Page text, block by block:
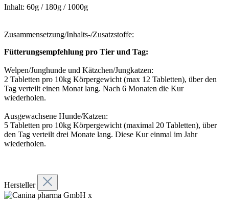
Inhalt: 60g / 180g / 1000g
Zusammensetzung/Inhalts-/Zusatzstoffe:
Fütterungsempfehlung pro Tier und Tag:
Welpen/Junghunde und Kätzchen/Jungkatzen:
2 Tabletten pro 10kg Körpergewicht (max 12 Tabletten), über den
Tag verteilt einen Monat lang. Nach 6 Monaten die Kur
wiederholen.
Ausgewachsene Hunde/Katzen:
5 Tabletten pro 10kg Körpergewicht (maximal 20 Tabletten), über
den Tag verteilt drei Monate lang. Diese Kur einmal im Jahr
wiederholen.
Hersteller